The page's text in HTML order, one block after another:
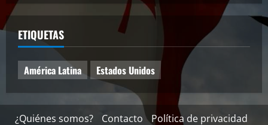
ETIQUETAS
América Latina Estados Unidos
¿Quiénes somos? Contacto Política de privacidad